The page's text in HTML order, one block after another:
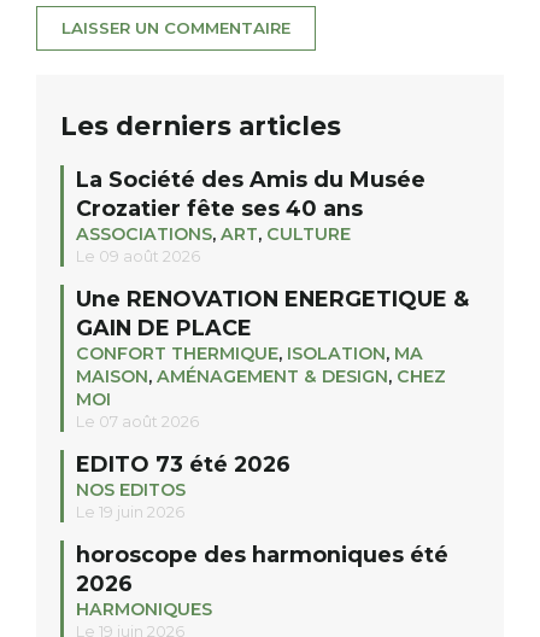
Les derniers articles
La Société des Amis du Musée
Crozatier fête ses 40 ans
ASSOCIATIONS, ART, CULTURE
Le 09 août 2026
Une RENOVATION ENERGETIQUE &
GAIN DE PLACE
CONFORT THERMIQUE, ISOLATION, MA
MAISON, AMÉNAGEMENT & DESIGN, CHEZ
MOI
Le 07 août 2026
EDITO 73 été 2026
NOS EDITOS
Le 19 juin 2026
horoscope des harmoniques été
2026
HARMONIQUES
Le 19 juin 2026